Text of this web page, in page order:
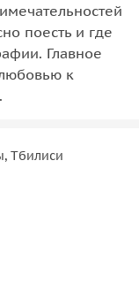
поесть и где
Главное
к
Тбилиси